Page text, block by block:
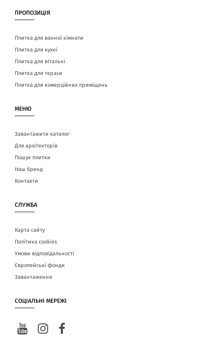
ПРОПОЗИЦІЯ
Плитка для ванної кімнати
Плитка для кухні
Плитка для вітальні
Плитка для тераси
Плитка для комерційних приміщень
МЕНЮ
Завантажити каталог
Для архітекторів
Пошук плитки
Наш бренд
Контакти
СЛУЖБА
Карта сайту
Політика cookies
Умови відповідальності
Європейські фонди
Завантаження
СОЦІАЛЬНІ МЕРЕЖІ